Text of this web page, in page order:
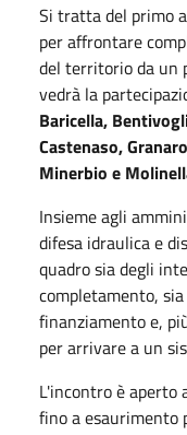
Si tratta del primo
per affrontare
del territorio da un
vedrà la
Baricella,
Castenaso,
Minerbio e
Insieme agli
difesa idraulica e
quadro sia degli
completamento,
finanziamento e,
per arrivare a un
L'incontro è aperto
fino a esaurimento